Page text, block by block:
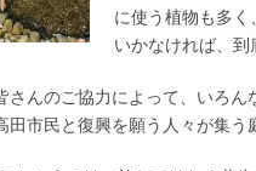
に使う植物も多
いかなければ、到
さんのご協力によって、いろん
田市民と復興を願う人々が集う